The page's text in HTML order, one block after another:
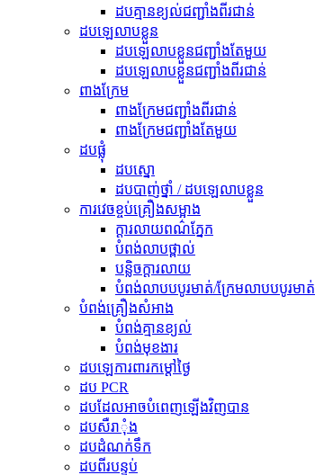
ដបគ្មានខ្យល់ជញ្ជាំងពីរជាន់
ដបឡេលាបខ្លួន
ដបឡេលាបខ្លួនជញ្ជាំងតែមួយ
ដបឡេលាបខ្លួនជញ្ជាំងពីរជាន់
ពាងក្រែម
ពាងក្រែមជញ្ជាំងពីរជាន់
ពាងក្រែមជញ្ជាំងតែមួយ
ដបផ្លុំ
ដបស្នោ
ដបបាញ់ថ្នាំ / ដបឡេលាបខ្លួន
ការវេចខ្ចប់គ្រឿងសម្អាង
ក្ដារលាយពណ៌ភ្នែក
បំពង់​លាប​ថ្ពាល់
បន្លិច​ក្ដារលាយ
បំពង់លាបបបូរមាត់/ក្រែមលាបបបូរមាត់
បំពង់គ្រឿងសំអាង
បំពង់គ្មានខ្យល់
បំពង់មុខងារ
ដបឡេការពារកម្តៅថ្ងៃ
ដប PCR
ដបដែលអាចបំពេញឡើងវិញបាន
ដបសឺរាុំង
ដបដំណក់ទឹក
ដបពីរបន្ទប់